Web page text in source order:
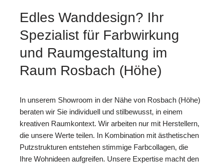
Edles Wanddesign? Ihr
Spezialist für Farbwirkung
und Raumgestaltung im
Raum Rosbach (Höhe)
In unserem Showroom in der Nähe von Rosbach (Höhe)
beraten wir Sie individuell und stilbewusst, in einem
kreativen Raumkontext. Wir arbeiten nur mit Herstellern,
die unsere Werte teilen. In Kombination mit ästhetischen
Putzstrukturen entstehen stimmige Farbcollagen, die
Ihre Wohnideen aufgreifen. Unsere Expertise macht den